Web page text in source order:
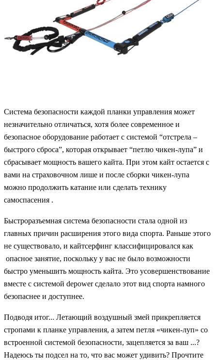
Система безопасности каждой планки управления может
незначительно отличаться, хотя более современное и
безопасное оборудование работает с системой “отстрела –
быстрого сброса”, которая открывает “петлю чикен-лупа” и
сбрасывает мощность вашего кайта. При этом кайт остается с
вами на страховочном лише и после сборки чикен-лупа
можно продолжить катание или сделать технику
самоспасения .
Быстроразъемная система безопасности стала одной из
главных причин расширения этого вида спорта. Раньше этого
не существовало, и кайтсерфинг классифицировался как
опасное занятие, поскольку у вас не было возможности
быстро уменьшить мощность кайта. Это усовершенствование
вместе с системой depower сделало этот вид спорта намного
безопаснее и доступнее.
Подводя итог... Летающий воздушный змей прикрепляется
стропами к планке управления, а затем петля «чикен-луп» со
встроенной системой безопасности, зацепляется за ваш ...?
Надеюсь ты подсел на то, что вас может удивить? Прочтите